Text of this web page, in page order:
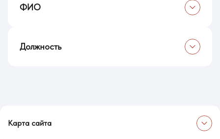
ФИО
Должность
Карта сайта